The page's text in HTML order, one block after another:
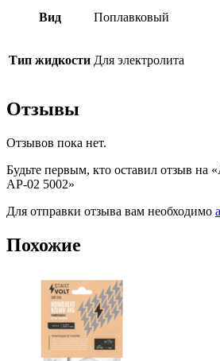
Вид Поплавковый
Тип жидкости Для электролита
Отзывы
Отзывов пока нет.
Будьте первым, кто оставил отзыв на
АР-02 5002»
Для отправки отзыва вам необходимо
Похожие